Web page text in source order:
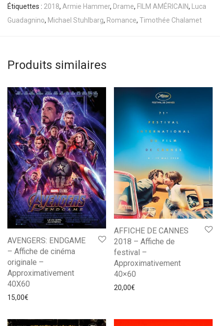
Étiquettes : 2018, Armie Hammer, Drame, FILM AMÉRICAIN, Luca
Guadagnino, Michael Stuhlbarg, Romance, Timothée Chalamet
Produits similaires
AVENGERS: ENDGAME
– Affiche de cinéma
originale –
Approximativement
40X60
15,00€
AFFICHE DE CANNES
2018 – Affiche de
festival –
Approximativement
40×60
20,00€